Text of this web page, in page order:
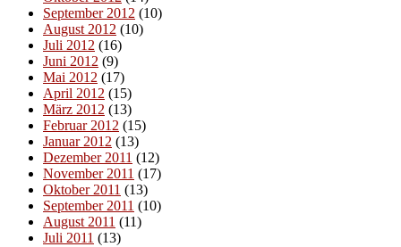
September 2012 (10)
August 2012 (10)
Juli 2012 (16)
Juni 2012 (9)
Mai 2012 (17)
April 2012 (15)
März 2012 (13)
Februar 2012 (15)
Januar 2012 (13)
Dezember 2011 (12)
November 2011 (17)
Oktober 2011 (13)
September 2011 (10)
August 2011 (11)
Juli 2011 (13)